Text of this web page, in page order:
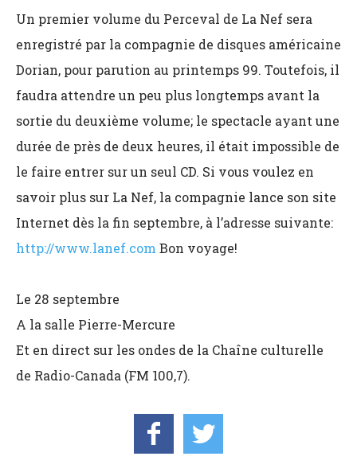
Un premier volume du Perceval de La Nef sera
enregistré par la compagnie de disques américaine
Dorian, pour parution au printemps 99. Toutefois, il
faudra attendre un peu plus longtemps avant la
sortie du deuxième volume; le spectacle ayant une
durée de près de deux heures, il était impossible de
le faire entrer sur un seul CD. Si vous voulez en
savoir plus sur La Nef, la compagnie lance son site
Internet dès la fin septembre, à l’adresse suivante:
http://www.lanef.com Bon voyage!
Le 28 septembre
A la salle Pierre-Mercure
Et en direct sur les ondes de la Chaîne culturelle
de Radio-Canada (FM 100,7).